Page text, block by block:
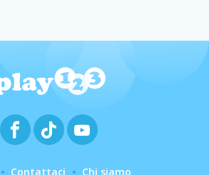
Contattaci Chi siamo